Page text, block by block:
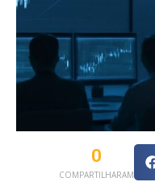
COMPARTILHARAM
0